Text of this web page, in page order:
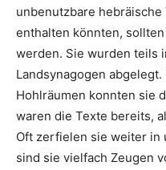
unbenutzbare
enthalten könnten,
werden. Sie wurden teils
Landsynagogen
Hohlräumen konnten sie
waren die Texte bereits,
Oft zerfielen sie weiter in
sind sie vielfach Zeugen